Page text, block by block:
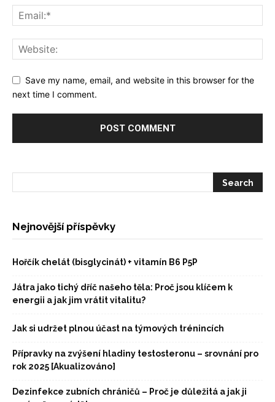
Save my name, email, and website in this browser for the
next time I comment.
Nejnovější příspěvky
Hořčík chelát (bisglycinát) + vitamín B6 P5P
Játra jako tichý dříč našeho těla: Proč jsou klíčem k
energii a jak jim vrátit vitalitu?
Jak si udržet plnou účast na týmových trénincích
Přípravky na zvýšení hladiny testosteronu – srovnání pro
rok 2025 [Akualizováno]
Dezinfekce zubních chráničů – Proč je důležitá a jak ji